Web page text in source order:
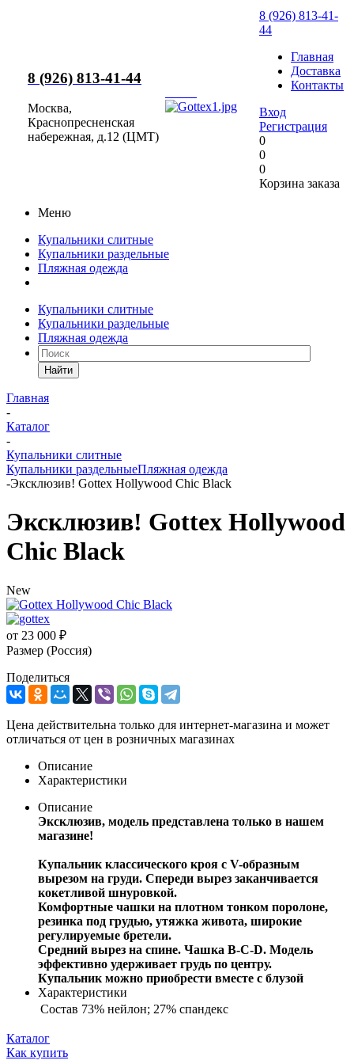
8 (926) 813-41-44
Москва,
Краснопресненская
набережная, д.12 (ЦМТ)
8 (926) 813-41-
44
Главная
Доставка
Контакты
Вход
Регистрация
0
0
0
Корзина заказа
Меню
Купальники слитные
Купальники раздельные
Пляжная одежда
Купальники слитные
Купальники раздельные
Пляжная одежда
Найти
Главная
-
Каталог
-
Купальники слитные
Купальники раздельныеПляжная одежда
-Эксклюзив! Gottex Hollywood Chic Black
Эксклюзив! Gottex Hollywood
Chic Black
New
от 23 000 ₽
Размер (Россия)
Поделиться
Цена действительна только для интернет-магазина и может
отличаться от цен в розничных магазинах
Описание
Характеристики
Описание
Эксклюзив, модель представлена только в нашем
магазине!
Купальник классического кроя с V-образным
вырезом на груди. Спереди вырез заканчивается
кокетливой шнуровкой.
Комфортные чашки на плотном тонком поролоне,
резинка под грудью, утяжка живота, широкие
регулируемые бретели.
Средний вырез на спине. Чашка В-С-D. Модель
эффективно удерживает грудь по центру.
Купальник можно приобрести вместе с блузой
Характеристики
Состав 73% нейлон; 27% спандекс
Каталог
Как купить